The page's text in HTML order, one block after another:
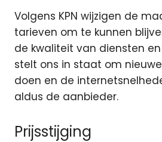
Volgens KPN wijzigen de
tarieven om te kunnen
de kwaliteit van diensten en
stelt ons in staat om
doen en de
aldus de aanbieder.
Prijsstijging